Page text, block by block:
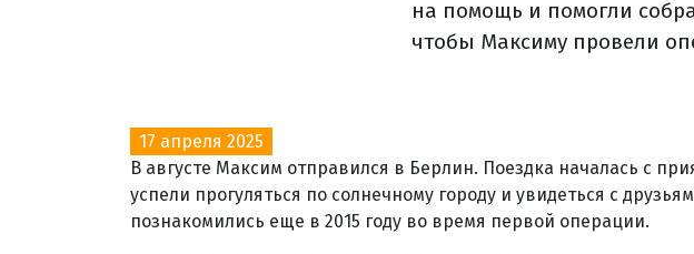
на помощь и помогли
чтобы Максиму провели
17 апреля 2025
В августе Максим отправился в Берлин. Поездка началась с
успели прогуляться по солнечному городу и увидеться с
познакомились еще в 2015 году во время первой операции.